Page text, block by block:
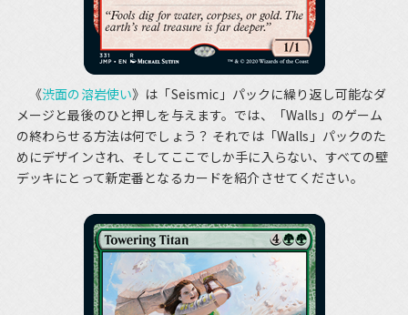
《渋面の溶岩使い》は「Seismic」パックに繰り返し可能なダ
メージと最後のひと押しを与えます。では、「Walls」のゲーム
の終わらせる方法は何でしょう？ それでは「Walls」パックのた
めにデザインされ、そしてここでしか手に入らない、すべての壁
デッキにとって新定番となるカードを紹介させてください。